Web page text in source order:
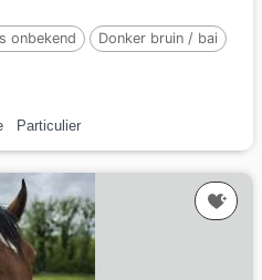
onbekend
Donker bruin / bai
Particulier